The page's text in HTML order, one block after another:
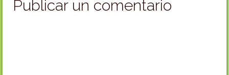
Publicar un comentario